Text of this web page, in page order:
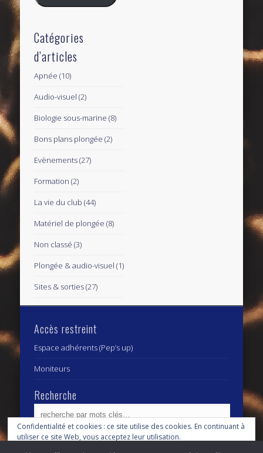
Catégories
d’articles
Apnée (10)
Audio-visuel (2)
Biologie sous-marine (8)
Bons plans plongée (2)
Evènements(27)
Formation (2)
La vie du club (44)
Matériel de plongée (8)
Non classé (3)
Plongée & audio-visuel (1)
Sites & sorties(27)
Accès restreint
Espace adhérents (Pep’s up)
Moniteurs
Recherche
Archives
Confidentialité et cookies : ce site utilise des cookies. En continuant à
utiliser ce site Web, vous acceptez leur utilisation.